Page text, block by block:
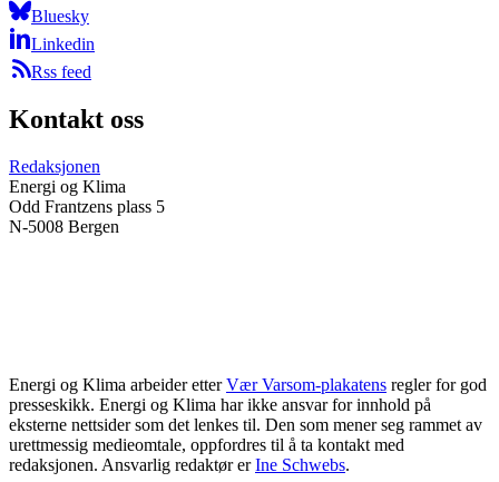
Bluesky
Linkedin
Rss feed
Kontakt oss
Redaksjonen
Energi og Klima
Odd Frantzens plass 5
N-5008 Bergen
Energi og Klima arbeider etter Vær Varsom-plakatens regler for god
presseskikk. Energi og Klima har ikke ansvar for innhold på
eksterne nettsider som det lenkes til. Den som mener seg rammet av
urettmessig medieomtale, oppfordres til å ta kontakt med
redaksjonen. Ansvarlig redaktør er Ine Schwebs.